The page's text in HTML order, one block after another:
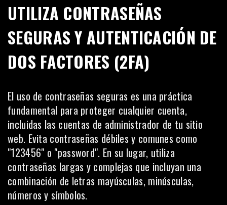
UTILIZA CONTRASEÑAS
SEGURAS Y AUTENTICACIÓN DE
DOS FACTORES (2FA)
El uso de contraseñas seguras es una práctica
fundamental para proteger cualquier cuenta,
incluidas las cuentas de administrador de tu sitio
web. Evita contraseñas débiles y comunes como
"123456" o "password". En su lugar, utiliza
contraseñas largas y complejas que incluyan una
combinación de letras mayúsculas, minúsculas,
números y símbolos.